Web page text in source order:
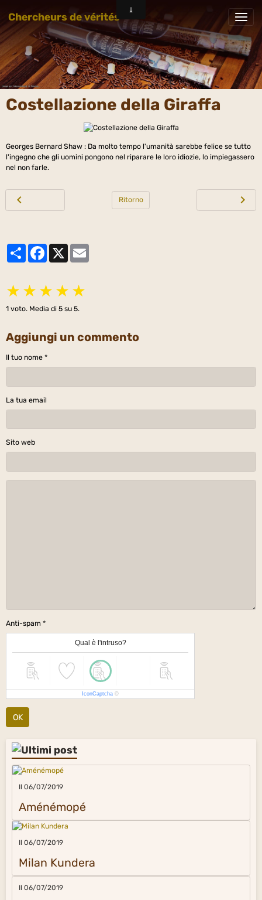
Chercheurs de vérités
Costellazione della Giraffa
Georges Bernard Shaw : Da molto tempo l'umanità sarebbe felice se tutto
l'ingegno che gli uomini pongono nel riparare le loro idiozie, lo impiegassero
nel non farle.
Ritorno
PartagerFacebook
★ ★ ★ ★ ★
1 voto. Media di 5 su 5.
Aggiungi un commento
Il tuo nome
La tua email
Sito web
Anti-spam
Qual è l'intruso?
IconCaptcha ©
OK
Il 06/07/2019
Aménémopé
Il 06/07/2019
Milan Kundera
Il 06/07/2019